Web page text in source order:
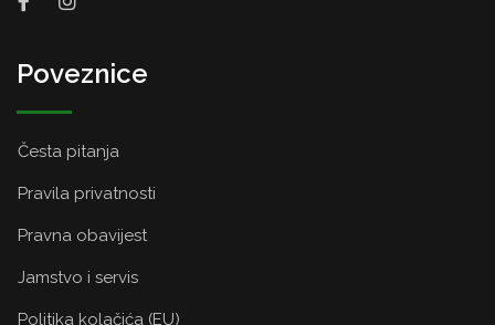
Poveznice
Česta pitanja
Pravila privatnosti
Pravna obavijest
Jamstvo i servis
Politika kolačića (EU)